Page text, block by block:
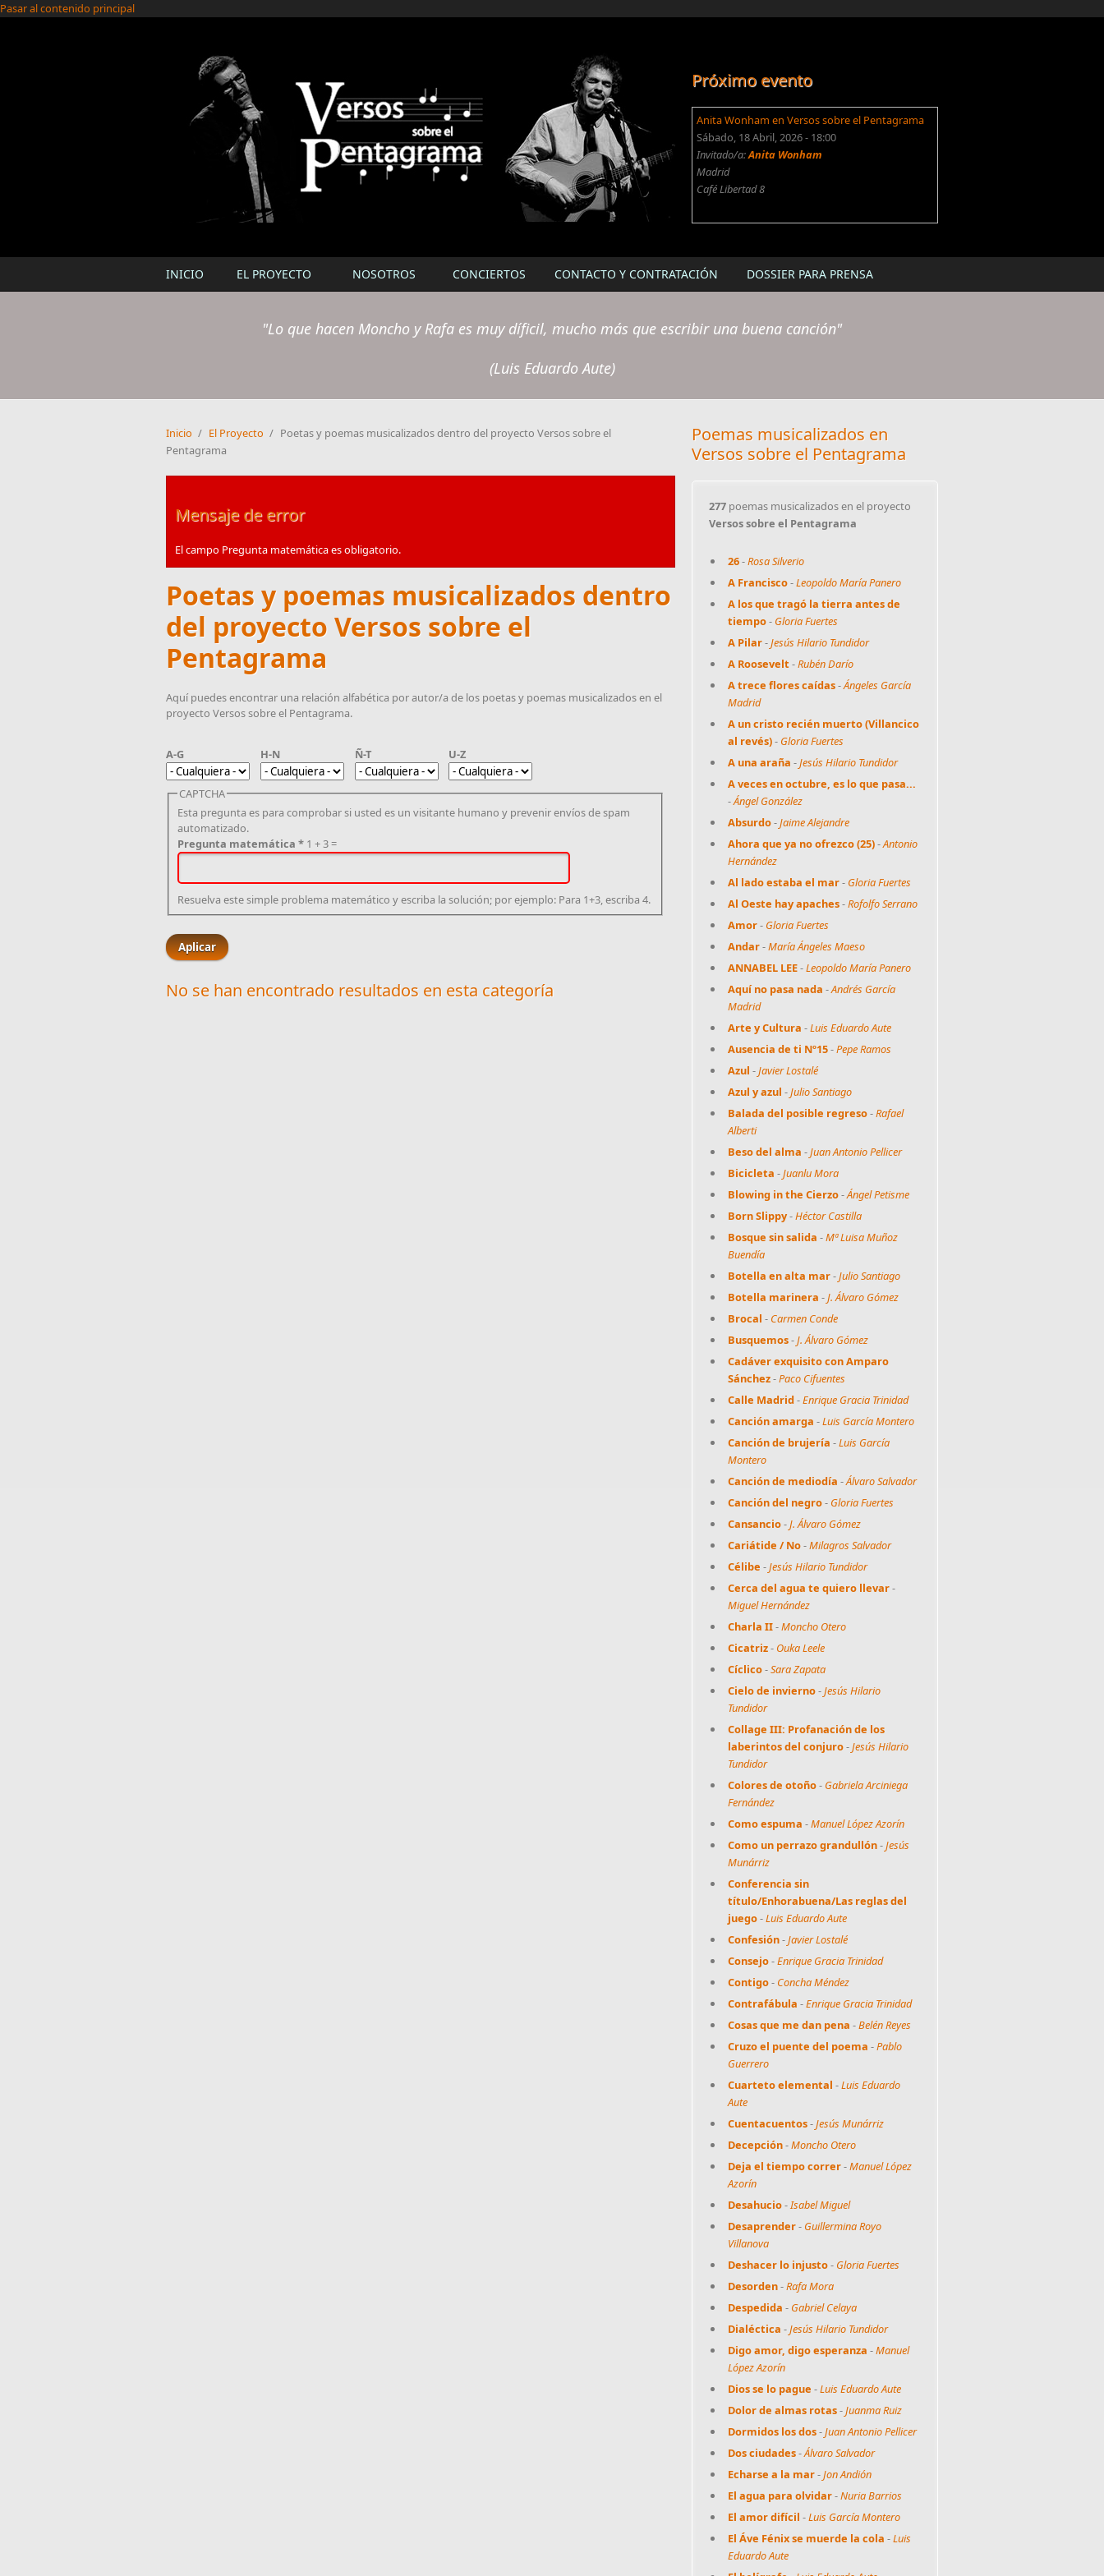
Pasar al contenido principal
Próximo evento
Anita Wonham en Versos sobre el Pentagrama
Sábado, 18 Abril, 2026 - 18:00
Invitado/a:Anita Wonham
Madrid
Café Libertad 8
INICIO EL PROYECTO NOSOTROS CONCIERTOS CONTACTO Y CONTRATACIÓN DOSSIER PARA PRENSA
"Lo que hacen Moncho y Rafa es muy díficil, mucho más que escribir una buena canción"
(Luis Eduardo Aute)
Inicio / El Proyecto / Poetas y poemas musicalizados dentro del proyecto Versos sobre el
Pentagrama
Mensaje de error
El campo Pregunta matemática es obligatorio.
Poetas y poemas musicalizados dentro
del proyecto Versos sobre el
Pentagrama
Aquí puedes encontrar una relación alfabética por autor/a de los poetas y poemas musicalizados en el
proyecto Versos sobre el Pentagrama.
A-G H-N Ñ-T U-Z
CAPTCHA
Esta pregunta es para comprobar si usted es un visitante humano y prevenir envíos de spam
automatizado.
Pregunta matemática * 1 + 3 =
Resuelva este simple problema matemático y escriba la solución; por ejemplo: Para 1+3, escriba 4.
No se han encontrado resultados en esta categoría
Poemas musicalizados en
Versos sobre el Pentagrama
277 poemas musicalizados en el proyecto
Versos sobre el Pentagrama
26-Rosa Silverio
A Francisco-Leopoldo María Panero
A los que tragó la tierra antes de
tiempo- Gloria Fuertes
A Pilar-Jesús Hilario Tundidor
A Roosevelt-Rubén Darío
A trece flores caídas-Ángeles García
Madrid
A un cristo recién muerto (Villancico
al revés)- Gloria Fuertes
A una araña -Jesús Hilario Tundidor
A veces en octubre, es lo que pasa...
-Ángel González
Absurdo-Jaime Alejandre
Ahora que ya no ofrezco (25)-Antonio
Hernández
Al lado estaba el mar- Gloria Fuertes
Al Oeste hay apaches-Rofolfo Serrano
Amor- Gloria Fuertes
Andar-María Ángeles Maeso
ANNABEL LEE-Leopoldo María Panero
Aquí no pasa nada -Andrés García
Madrid
Arte y Cultura -Luis Eduardo Aute
Ausencia de ti Nº15-Pepe Ramos
Azul -Javier Lostalé
Azul y azul -Julio Santiago
Balada del posible regreso-Rafael
Alberti
Beso del alma -Juan Antonio Pellicer
Bicicleta -Juanlu Mora
Blowing in the Cierzo-Ángel Petisme
Born Slippy-Héctor Castilla
Bosque sin salida -Mª Luisa Muñoz
Buendía
Botella en alta mar-Julio Santiago
Botella marinera -J. Álvaro Gómez
Brocal - Carmen Conde
Busquemos-J. Álvaro Gómez
Cadáver exquisito con Amparo
Sánchez-Paco Cifuentes
Calle Madrid-Enrique Gracia Trinidad
Canción amarga -Luis García Montero
Canción de brujería -Luis García
Montero
Canción de mediodía -Álvaro Salvador
Canción del negro- Gloria Fuertes
Cansancio-J. Álvaro Gómez
Cariátide / No-Milagros Salvador
Célibe -Jesús Hilario Tundidor
Cerca del agua te quiero llevar-
Miguel Hernández
Charla II-Moncho Otero
Cicatriz- Ouka Leele
Cíclico-Sara Zapata
Cielo de invierno-Jesús Hilario
Tundidor
Collage III: Profanación de los
laberintos del conjuro-Jesús Hilario
Tundidor
Colores de otoño- Gabriela Arciniega
Fernández
Como espuma -Manuel López Azorín
Como un perrazo grandullón-Jesús
Munárriz
Conferencia sin
título/Enhorabuena/Las reglas del
juego-Luis Eduardo Aute
Confesión-Javier Lostalé
Consejo-Enrique Gracia Trinidad
Contigo- Concha Méndez
Contrafábula -Enrique Gracia Trinidad
Cosas que me dan pena -Belén Reyes
Cruzo el puente del poema -Pablo
Guerrero
Cuarteto elemental -Luis Eduardo
Aute
Cuentacuentos-Jesús Munárriz
Decepción-Moncho Otero
Deja el tiempo correr-Manuel López
Azorín
Desahucio-Isabel Miguel
Desaprender- Guillermina Royo
Villanova
Deshacer lo injusto- Gloria Fuertes
Desorden-Rafa Mora
Despedida - Gabriel Celaya
Dialéctica -Jesús Hilario Tundidor
Digo amor, digo esperanza -Manuel
López Azorín
Dios se lo pague -Luis Eduardo Aute
Dolor de almas rotas-Juanma Ruiz
Dormidos los dos-Juan Antonio Pellicer
Dos ciudades-Álvaro Salvador
Echarse a la mar-Jon Andión
El agua para olvidar-Nuria Barrios
El amor difícil -Luis García Montero
El Áve Fénix se muerde la cola -Luis
Eduardo Aute